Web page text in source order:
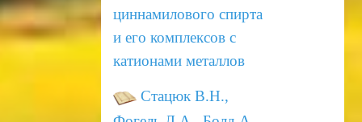
циннамилового спирта
и его комплексов с
катионами металлов
Стацюк В.Н.,